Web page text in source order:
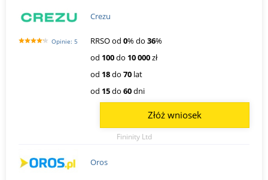
Opinie: 5
Crezu
RRSO od 0% do 36%
od 100do 10 000zł
od 18do 70 lat
od 15do 60dni
Fininity Ltd
Złóż wniosek
Oros